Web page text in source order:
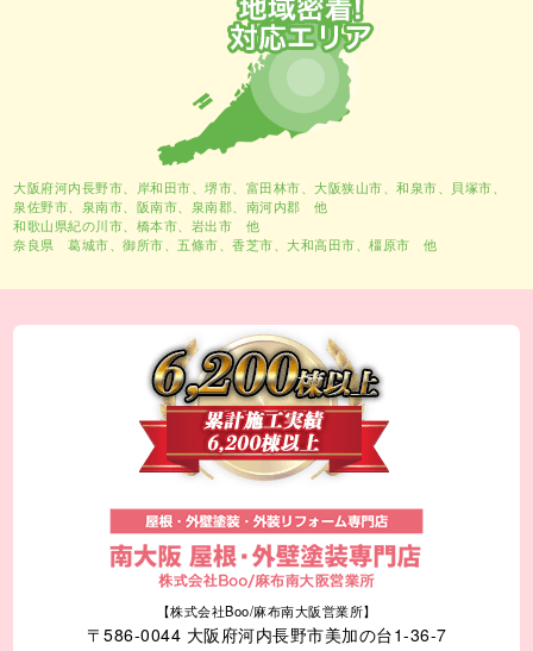
大阪府河内長野市、 岸和田市 、堺市 、富田林市、大阪狭山市、和泉市、貝塚市、
泉佐野市、泉南市、阪南市、泉南郡、南河内郡 他
和歌山県紀の川市、橋本市、岩出市 他
奈良県 葛城市、御所市、五條市、香芝市、大和高田市、橿原市 他
【株式会社Boo/麻布南大阪営業所】
〒586-0044 大阪府河内長野市美加の台1-36-7